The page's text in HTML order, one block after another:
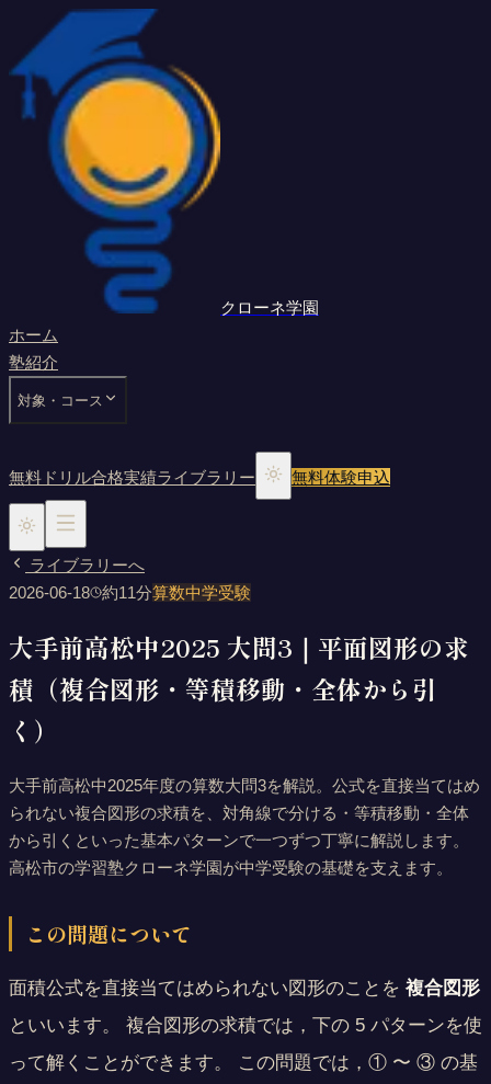
クローネ学園
ホーム
塾紹介
対象・コース
無料ドリル合格実績ライブラリー 無料体験申込
小学生（中学受験）中学生高校生時間割
ライブラリーへ
2026-06-18
約11分算数中学受験
大手前高松中2025 大問3｜平面図形の求
積（複合図形・等積移動・全体から引
く）
大手前高松中2025年度の算数大問3を解説。公式を直接当てはめ
られない複合図形の求積を、対角線で分ける・等積移動・全体
から引くといった基本パターンで一つずつ丁寧に解説します。
高松市の学習塾クローネ学園が中学受験の基礎を支えます。
この問題について
面積公式を直接当てはめられない図形のことを 複合図形
といいます。 複合図形の求積では，下の 5 パターンを使
って解くことができます。 この問題では，① 〜 ③ の基